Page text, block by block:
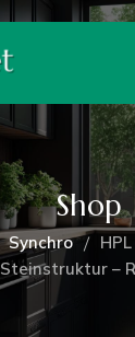
Shop
Synchro
Steinstruktur –